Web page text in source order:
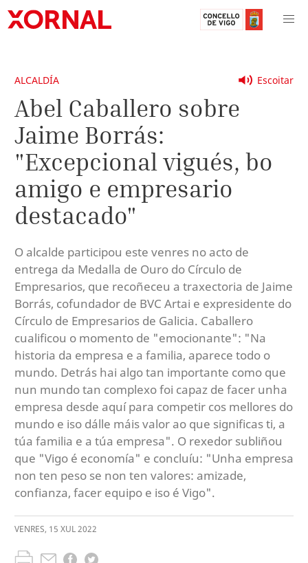
Escoitar
ALCALDÍA
Abel Caballero sobre
Jaime Borrás:
"Excepcional vigués, bo
amigo e empresario
destacado"
O alcalde participou este venres no acto de
entrega da Medalla de Ouro do Círculo de
Empresarios, que recoñeceu a traxectoria de Jaime
Borrás, cofundador de BVC Artai e expresidente do
Círculo de Empresarios de Galicia. Caballero
cualificou o momento de "emocionante": "Na
historia da empresa e a familia, aparece todo o
mundo. Detrás hai algo tan importante como que
nun mundo tan complexo foi capaz de facer unha
empresa desde aquí para competir cos mellores do
mundo e iso dálle máis valor ao que significas ti, a
túa familia e a túa empresa". O rexedor subliñou
que "Vigo é economía" e concluíu: "Unha empresa
non ten peso se non ten valores: amizade,
confianza, facer equipo e iso é Vigo".
VENRES, 15 XUL2022